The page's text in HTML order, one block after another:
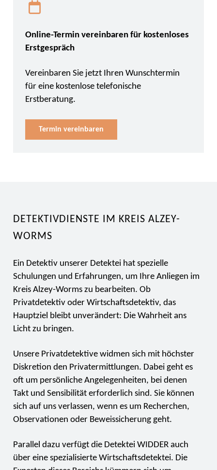
Online-Termin vereinbaren für kostenloses
Erstgespräch
Vereinbaren Sie jetzt Ihren Wunschtermin
für eine kostenlose telefonische
Erstberatung.
Termin vereinbaren
DETEKTIVDIENSTE IM KREIS ALZEY-
WORMS
Ein Detektiv unserer Detektei hat spezielle
Schulungen und Erfahrungen, um Ihre Anliegen im
Kreis Alzey-Worms zu bearbeiten. Ob
Privatdetektiv oder Wirtschaftsdetektiv, das
Hauptziel bleibt unverändert: Die Wahrheit ans
Licht zu bringen.
Unsere Privatdetektive widmen sich mit höchster
Diskretion den Privatermittlungen. Dabei geht es
oft um persönliche Angelegenheiten, bei denen
Takt und Sensibilität erforderlich sind. Sie können
sich auf uns verlassen, wenn es um Recherchen,
Observationen oder Beweissicherung geht.
Parallel dazu verfügt die Detektei WIDDER auch
über eine spezialisierte Wirtschaftsdetektei. Die